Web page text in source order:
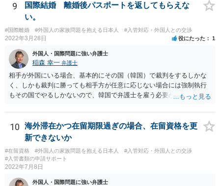
9
国際結婚 離婚後パスポートを返してもらえな
い。
#国際離婚 #外国人の家族問題を抱える日本人 #入管対応・外国人との交渉
2022年3月28日 役にたった 1
外国人・国際問題に強い弁護士
稲森 幸一 弁護士
相手が外国にいる場合、基本的にその国（韓国）で裁判をするしかな
く、しかも裁判に勝っても相手方が任意に応じない場合には強制執行
もその国でやるしかないので、韓国で弁護士を雇う必要が出てきそう
できないのでしょうか。 そちらのほうが早い気がします。
10
海外滞在かつ在留期限過ぎの場合、在留資格を更
新できないか
#在留資格 #外国人の家族問題を抱える日本人
#入管対応・外国人との交渉
#入管書類の申請サポート
2022年7月8日
外国人・国際問題に強い弁護士